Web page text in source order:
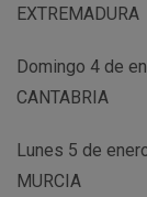
EXTREMADURA
Domingo 4 de
CANTABRIA
Lunes 5 de
MURCIA